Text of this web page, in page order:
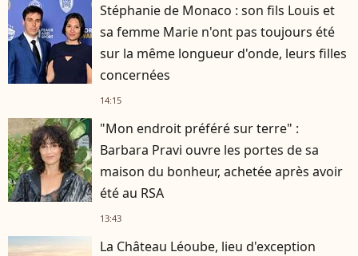
Stéphanie de Monaco : son fils Louis et
sa femme Marie n'ont pas toujours été
sur la même longueur d'onde, leurs filles
concernées
14:15
"Mon endroit préféré sur terre" :
Barbara Pravi ouvre les portes de sa
maison du bonheur, achetée après avoir
été au RSA
13:43
La Château Léoube, lieu d'exception